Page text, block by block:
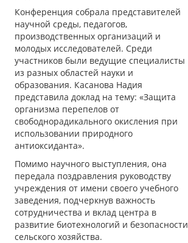
Конференция собрала представителей
научной среды, педагогов,
производственных организаций и
молодых исследователей. Среди
участников были ведущие специалисты
из разных областей науки и
образования. Касанова Надия
представила доклад на тему: «Защита
организма перепелов от
свободнорадикального окисления при
использовании природного
антиоксиданта».
Помимо научного выступления, она
передала поздравления руководству
учреждения от имени своего учебного
заведения, подчеркнув важность
сотрудничества и вклад центра в
развитие биотехнологий и безопасности
сельского хозяйства.